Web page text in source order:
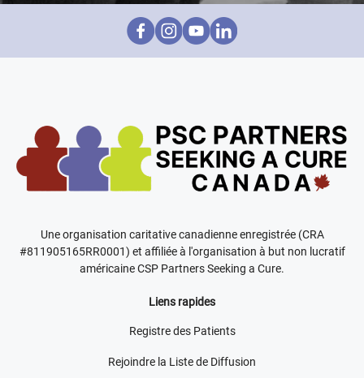
Une organisation caritative canadienne enregistrée (CRA
#811905165RR0001) et affiliée à l'organisation à but non lucratif
américaine CSP Partners Seeking a Cure.
Liens rapides
Registre des Patients
Rejoindre la Liste de Diffusion